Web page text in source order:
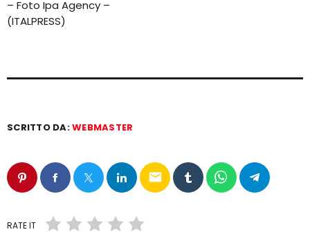
– Foto Ipa Agency –
(ITALPRESS)
SCRITTO DA:WEBMASTER
email
RATE IT